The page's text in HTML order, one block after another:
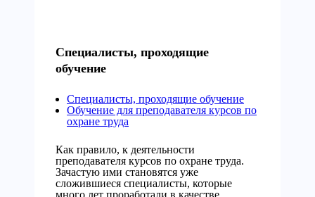
Специалисты, проходящие
обучение
Специалисты, проходящие обучение
Обучение для преподавателя курсов по
охране труда
Как правило, к деятельности
преподавателя курсов по охране труда.
Зачастую ими становятся уже
сложившиеся специалисты, которые
много лет проработали в качестве